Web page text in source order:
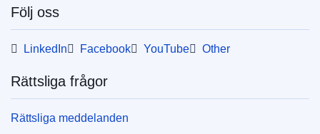
Följ oss
LinkedIn Facebook YouTube Other
Rättsliga frågor
Rättsliga meddelanden